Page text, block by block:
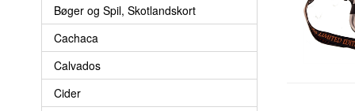
Bøger og Spil, Skotlandskort
Cachaca
Calvados
Cider